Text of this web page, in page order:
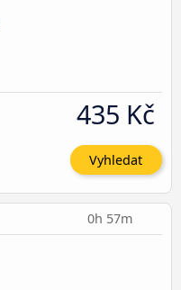
435 Kč
Vyhledat
0h 57m